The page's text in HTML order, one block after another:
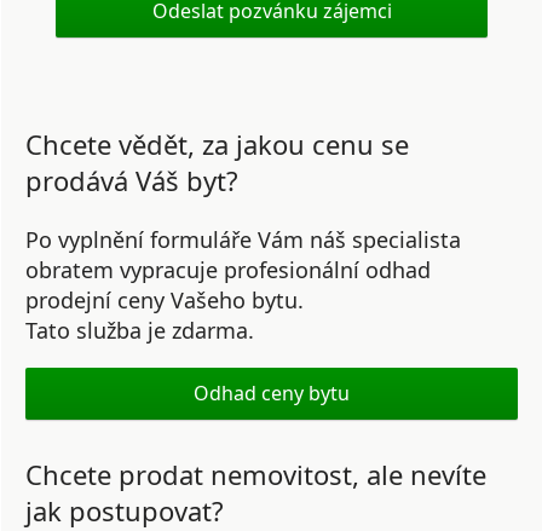
Chcete vědět, za jakou cenu se
prodává Váš byt?
Po vyplnění formuláře Vám náš specialista
obratem vypracuje profesionální odhad
prodejní ceny Vašeho bytu.
Tato služba je zdarma.
Odhad ceny bytu
Chcete prodat nemovitost, ale nevíte
jak postupovat?